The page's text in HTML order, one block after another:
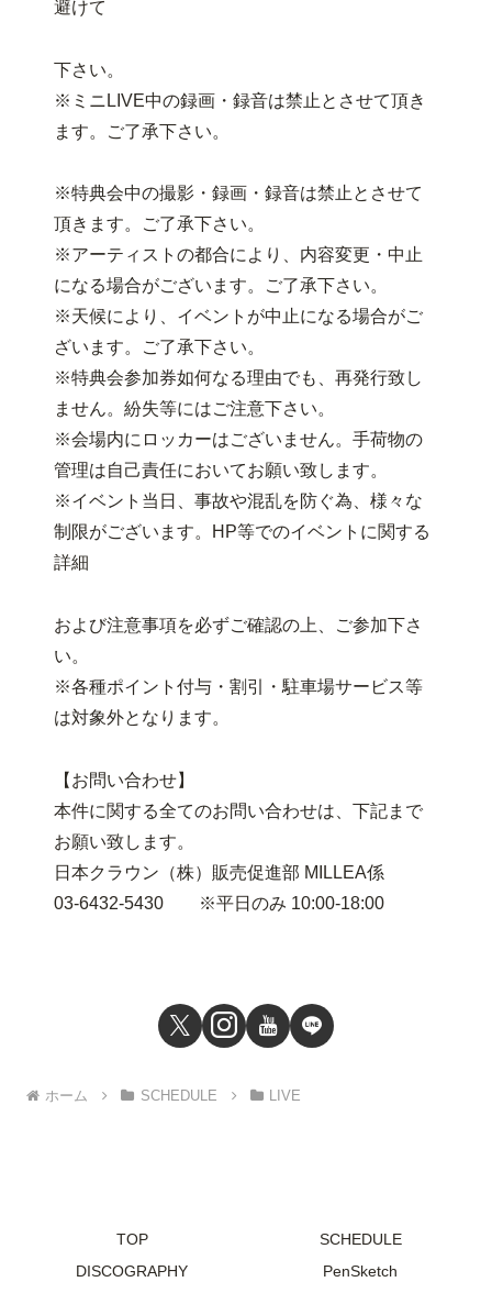
避けて
下さい。
※ミニLIVE中の録画・録音は禁止とさせて頂き
ます。ご了承下さい。
※特典会中の撮影・録画・録音は禁止とさせて
頂きます。ご了承下さい。
※アーティストの都合により、内容変更・中止
になる場合がございます。ご了承下さい。
※天候により、イベントが中止になる場合がご
ざいます。ご了承下さい。
※特典会参加券如何なる理由でも、再発行致し
ません。紛失等にはご注意下さい。
※会場内にロッカーはございません。手荷物の
管理は自己責任においてお願い致します。
※イベント当日、事故や混乱を防ぐ為、様々な
制限がございます。HP等でのイベントに関する
詳細
および注意事項を必ずご確認の上、ご参加下さ
い。
※各種ポイント付与・割引・駐車場サービス等
は対象外となります。
【お問い合わせ】
本件に関する全てのお問い合わせは、下記まで
お願い致します。
日本クラウン（株）販売促進部 MILLEA係
03-6432-5430 ※平日のみ 10:00-18:00
ホーム SCHEDULE LIVE
TOP
SCHEDULE
DISCOGRAPHY
PenSketch